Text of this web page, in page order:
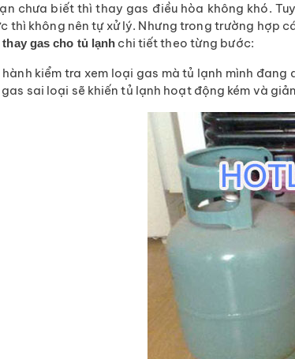
chưa biết thì thay gas điều hòa không khó.
thì không nên tự xử lý. Nhưng trong trường hợp
thay gas cho tủ lạnh chi tiết theo từng bước:
hành kiểm tra xem loại gas mà tủ lạnh mình
sai loại sẽ khiến tủ lạnh hoạt động kém và